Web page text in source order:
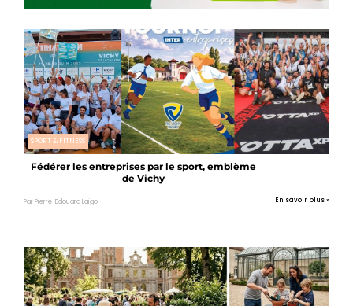
SPORT & FITNESS
Fédérer les entreprises par le sport, emblème
de Vichy
Par Pierre-Edouard Laigo En savoir plus »